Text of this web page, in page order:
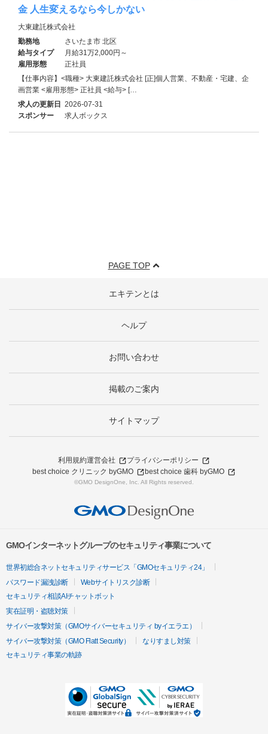
金 人生変えるなら今しかない
大東建託株式会社
勤務地
さいたま市 北区
給与タイプ
月給31万2,000円～
雇用形態
正社員
【仕事内容】<職種> 大東建託株式会社 [正]個人営業、不動産・宅建、企
画営業 <雇用形態> 正社員 <給与> […
求人の更新日 2026-07-31
スポンサー
求人ボックス
PAGE TOP
エキテンとは
ヘルプ
お問い合わせ
掲載のご案内
サイトマップ
利用規約運営会社
プライバシーポリシー
best choice クリニック byGMO
best choice 歯科 byGMO
©GMO DesignOne, Inc. All Rights reserved.
GMOインターネットグループのセキュリティ事業について
世界初総合ネットセキュリティサービス「GMOセキュリティ24」
パスワード漏洩診断
Webサイトリスク診断
セキュリティ相談AIチャットボット
実在証明・盗聴対策
サイバー攻撃対策（GMOサイバーセキュリティ byイエラエ）
サイバー攻撃対策（GMO Flatt Security）
なりすまし対策
セキュリティ事業の軌跡